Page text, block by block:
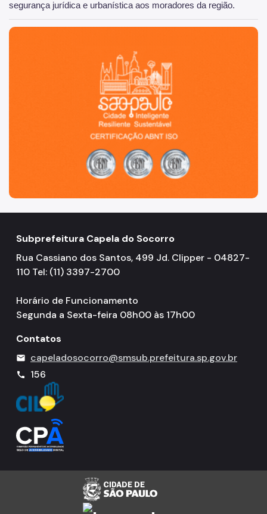
segurança jurídica e urbanística aos moradores da região.
São Paulo, cidade inteligente, resiliente e sustentável
Subprefeitura Capela do Socorro
Rua Cassiano dos Santos, 499 Jd. Clipper - 04827-
110 Tel: (11) 3397-2700
Horário de Funcionamento
Segunda a Sexta-feira 08h00 às 17h00
Contatos
mail capeladosocorro@smsub.prefeitura.sp.gov.br
call 156